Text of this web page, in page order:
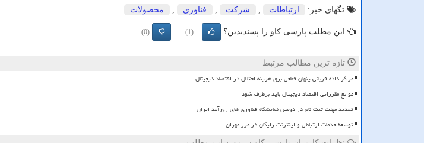
تگهای خبر: ارتباطات شركت فناوری محصولات
این مطلب پارسی کاو را پسندیدین؟ (1)
(0)
تازه ترین مطالب مرتبط
مراکز داده قربانی پنهان قطعی برق هزینه اختلال در اقتصاد دیجیتال
موانع مقرراتی اقتصاد دیجیتال باید برطرف شود
تمدید مهلت ثبت نام در دومین نمایشگاه فناوری های روزآمد ایران
توسعه خدمات ارتباطی و اینترنت رایگان در مرز مهران